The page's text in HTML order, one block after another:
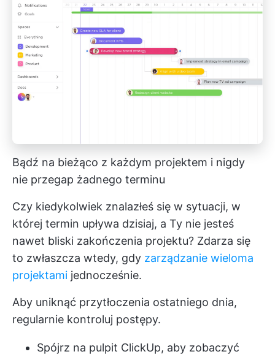
Bądź na bieżąco z każdym projektem i nigdy
nie przegap żadnego terminu
Czy kiedykolwiek znalazłeś się w sytuacji, w
której termin upływa dzisiaj, a Ty nie jesteś
nawet bliski zakończenia projektu? Zdarza się
to zwłaszcza wtedy, gdy zarządzanie wieloma
projektami jednocześnie.
Aby uniknąć przytłoczenia ostatniego dnia,
regularnie kontroluj postępy.
Spójrz na pulpit ClickUp, aby zobaczyć